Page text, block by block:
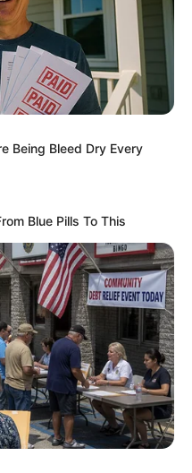
Your Childhood
Being Bleed Dry Every
Blue Pills To This